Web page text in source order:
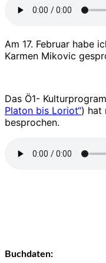
Am 17. Februar habe
Karmen Mikovic
Das Ö1-
Platon bis Loriot“) hat
besprochen.
Buchdaten: